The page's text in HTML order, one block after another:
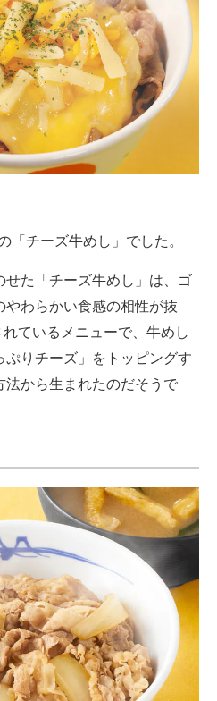
チーズ牛めし」でした。
た「チーズ牛めし」は、ゴ
わらかい食感の相性が抜
ているメニューで、牛めし
りチーズ」をトッピングす
法から生まれたのだそうで